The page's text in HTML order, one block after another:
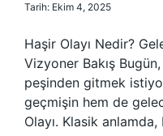
Tarih: Ekim 4, 2025
Haşir Olayı Nedir?
Vizyoner Bakış
peşinden gitmek
geçmişin hem de
Olayı. Klasik